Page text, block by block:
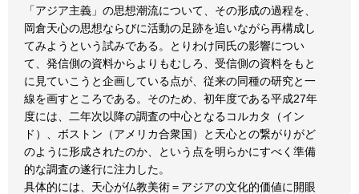
「アジア主義」の思想潮流について、その形成の過程を、
岡倉天心の思想ならびに活動の足跡を追いながら再構成し
てみようという試みである。とりわけ同氏の影響につい
て、発信側の資料からよりもむしろ、受信側の資料をもと
に見ていこうと企画している点が、従来の同種の研究と一
線を画すところである。そのため、初年度である平成27年
度には、二年次以降の調査の中心となるコルカタ（イン
ド）、ボストン（アメリカ合衆国）と天心との繋がりがど
のように形成されたのか、という点を明らかにすべく準備
的な調査の遂行に注力した。
具体的には、天心が仏教美術＝アジアの文化的価値に開眼